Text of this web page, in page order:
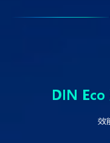
DIN Eco
效